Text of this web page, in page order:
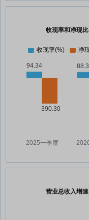
收现率和净现比
营业总收入增速